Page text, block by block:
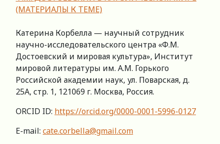
(МАТЕРИАЛЫ К ТЕМЕ)
Катерина Корбелла — научный сотрудник
научно-исследовательского центра «Ф.М.
Достоевский и мировая культура», Институт
мировой литературы им. А.М. Горького
Российской академии наук, ул. Поварская, д.
25А, стр. 1, 121069 г. Москва, Россия.
ORCID ID: https://orcid.org/0000-0001-5996-0127
E-mail: cate.corbella@gmail.com